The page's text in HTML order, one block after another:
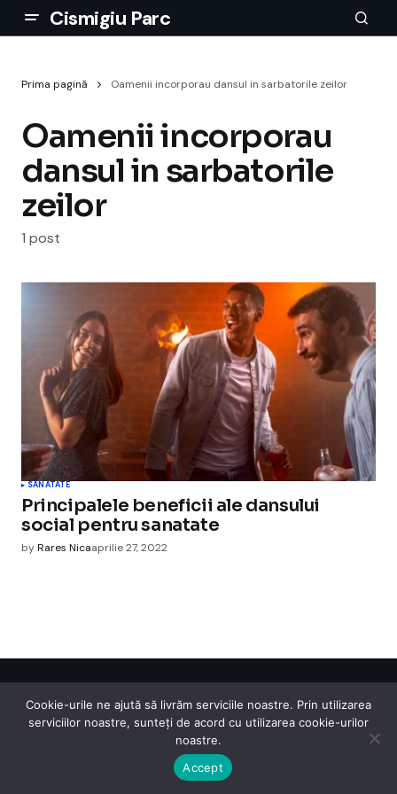
Cismigiu Parc
Prima pagină Oamenii incorporau dansul in sarbatorile zeilor
Oamenii incorporau
dansul in sarbatorile
zeilor
1 post
SANATATE
Principalele beneficii ale dansului
social pentru sanatate
byRares Nicaaprilie 27, 2022
Cismigiu Parc
© 2024 CismigiuParc. All Rights Reserved.
Medical Moda Sarbatori
Cookie-urile ne ajută să livrăm serviciile noastre. Prin utilizarea
serviciilor noastre, sunteți de acord cu utilizarea cookie-urilor
noastre.
Accept